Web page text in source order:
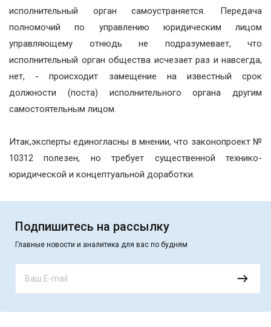
исполнительный орган самоустраняется. Передача
полномочий по управлению юридическим лицом
управляющему отнюдь не подразумевает, что
исполнительный орган общества исчезает раз и навсегда,
нет, - происходит замещение на известный срок
должности (поста) исполнительного органа другим
самостоятельным лицом.
Итак,эксперты единогласны в мнении, что законопроект №
10312 полезен, но требует существенной технико-
юридической и концептуальной доработки.
Подпишитесь на рассылку
Главные новости и аналитика для вас по будням